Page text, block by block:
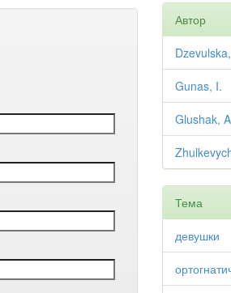
Автор
Gunas, I.
Glushak,
Тема
девушки